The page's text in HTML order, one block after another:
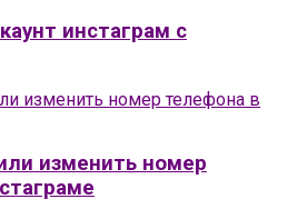
инстаграм с
изменить номер